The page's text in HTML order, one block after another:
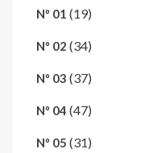
Nº 01 (19)
Nº 02 (34)
Nº 03 (37)
Nº 04 (47)
Nº 05 (31)